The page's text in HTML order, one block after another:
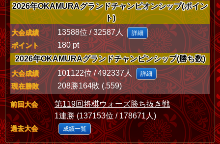
2026年OKAMURAグランドチャンピオンシップ(ポイン
ト)
大会成績 13588位 / 32587人 詳細
ポイント
180 pt
2026年OKAMURAグランドチャンピンシップ(勝ち数)
大会成績 101122位 / 492337人 詳細
現在勝敗 208勝164敗 (.559)
前回大会
第119回将棋ウォーズ勝ち抜き戦
1連勝 (137153位 / 178671人)
過去大会 成績一覧